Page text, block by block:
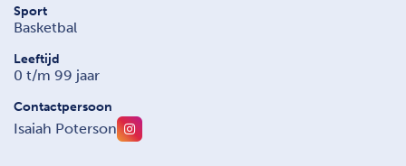
Sport
Basketbal
Leeftijd
0 t/m 99 jaar
Contactpersoon
Isaiah Poterson